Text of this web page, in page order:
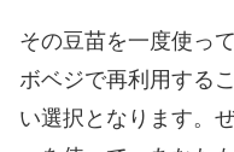
その豆苗を一度使っ
ボベジで再利用する
い選択となります。